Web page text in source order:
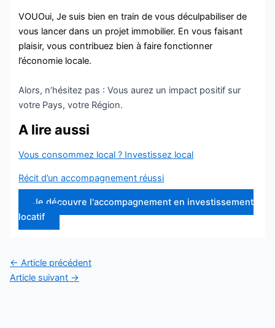
VOUOui, Je suis bien en train de vous déculpabiliser de
vous lancer dans un projet immobilier. En vous faisant
plaisir, vous contribuez bien à faire fonctionner
l’économie locale.
Alors, n’hésitez pas : Vous aurez un impact positif sur
votre Pays, votre Région.
A lire aussi
Vous consommez local ? Investissez local
Récit d’un accompagnement réussi
Je découvre l'accompagnement en investissement
locatif
← Article précédent
Article suivant →